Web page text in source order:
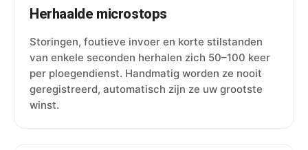
Herhaalde microstops
Storingen, foutieve invoer en korte stilstanden
van enkele seconden herhalen zich 50–100 keer
per ploegendienst. Handmatig worden ze nooit
geregistreerd, automatisch zijn ze uw grootste
winst.